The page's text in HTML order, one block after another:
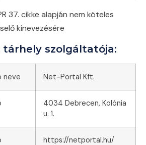
37. cikke alapján nem köteles
kinevezésére
tárhely szolgáltatója:
neve Net-Portal Kft.
4034 Debrecen, Kolónia
u. 1.
https://netportal.hu/